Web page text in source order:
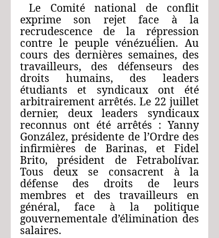
Le Comité national de conflit
exprime son rejet face à la
recrudescence de la répression
contre le peuple vénézuélien. Au
cours des dernières semaines, des
travailleurs, des défenseurs des
droits humains, des leaders
étudiants et syndicaux ont été
arbitrairement arrêtés. Le 22 juillet
dernier, deux leaders syndicaux
reconnus ont été arrêtés : Yanny
González, présidente de l’Ordre des
infirmières de Barinas, et Fidel
Brito, président de Fetrabolívar.
Tous deux se consacrent à la
défense des droits de leurs
membres et des travailleurs en
général, face à la politique
gouvernementale d’élimination des
salaires.